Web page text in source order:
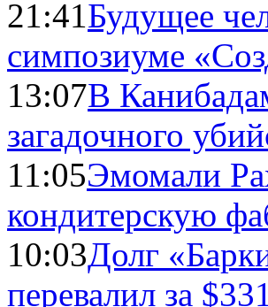
21:41Будущее
симпозиуме
13:07В
загадочного
11:05Эмомали
кондитерскую
10:03Долг
перевалил за